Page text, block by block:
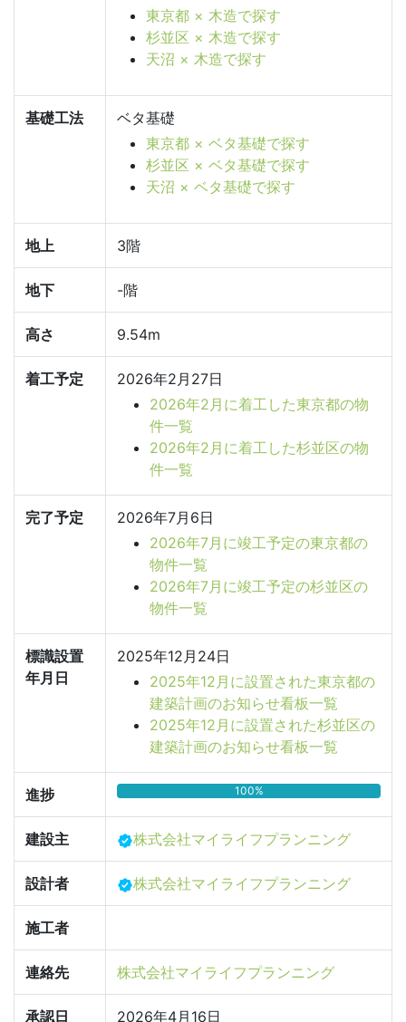
東京都 × 木造で探す
杉並区 × 木造で探す
天沼 × 木造で探す
基礎工法
ベタ基礎
東京都 × ベタ基礎で探す
杉並区 × ベタ基礎で探す
天沼 × ベタ基礎で探す
地上 3階
地下 -階
高さ 9.54m
着工予定
2026年2月27日
2026年2月に着工した東京都の物
件一覧
2026年2月に着工した杉並区の物
件一覧
完了予定
2026年7月6日
2026年7月に竣工予定の東京都の
物件一覧
2026年7月に竣工予定の杉並区の
物件一覧
標識設置
年月日
2025年12月24日
2025年12月に設置された東京都の
建築計画のお知らせ看板一覧
2025年12月に設置された杉並区の
建築計画のお知らせ看板一覧
進捗 100%
建設主 株式会社マイライフプランニング
設計者 株式会社マイライフプランニング
施工者
連絡先 株式会社マイライフプランニング
承認日 2026年4月16日